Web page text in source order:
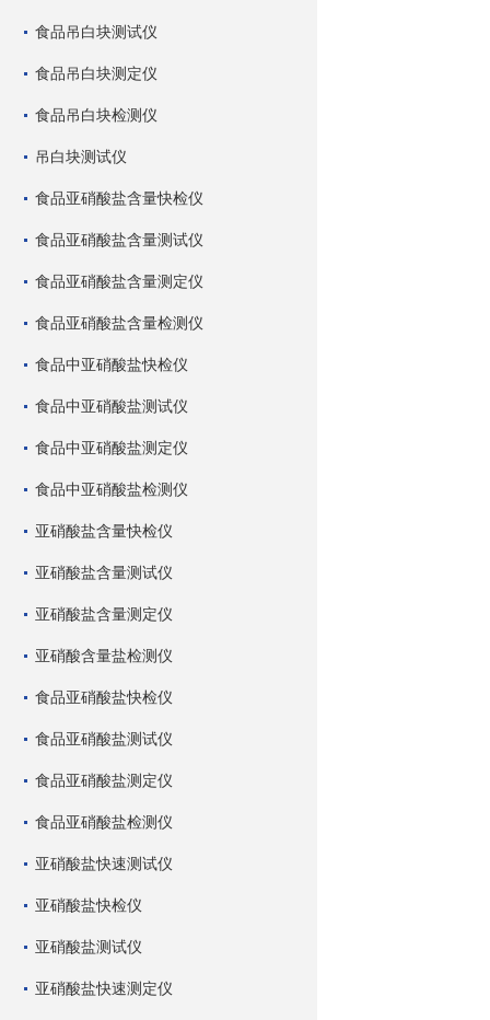
食品吊白块测试仪
食品吊白块测定仪
食品吊白块检测仪
吊白块测试仪
食品亚硝酸盐含量快检仪
食品亚硝酸盐含量测试仪
食品亚硝酸盐含量测定仪
食品亚硝酸盐含量检测仪
食品中亚硝酸盐快检仪
食品中亚硝酸盐测试仪
食品中亚硝酸盐测定仪
食品中亚硝酸盐检测仪
亚硝酸盐含量快检仪
亚硝酸盐含量测试仪
亚硝酸盐含量测定仪
亚硝酸含量盐检测仪
食品亚硝酸盐快检仪
食品亚硝酸盐测试仪
食品亚硝酸盐测定仪
食品亚硝酸盐检测仪
亚硝酸盐快速测试仪
亚硝酸盐快检仪
亚硝酸盐测试仪
亚硝酸盐快速测定仪